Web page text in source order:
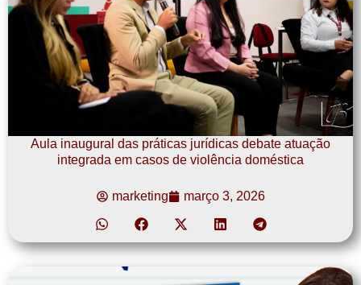
Aula inaugural das práticas jurídicas debate atuação
integrada em casos de violência doméstica
marketing março 3, 2026